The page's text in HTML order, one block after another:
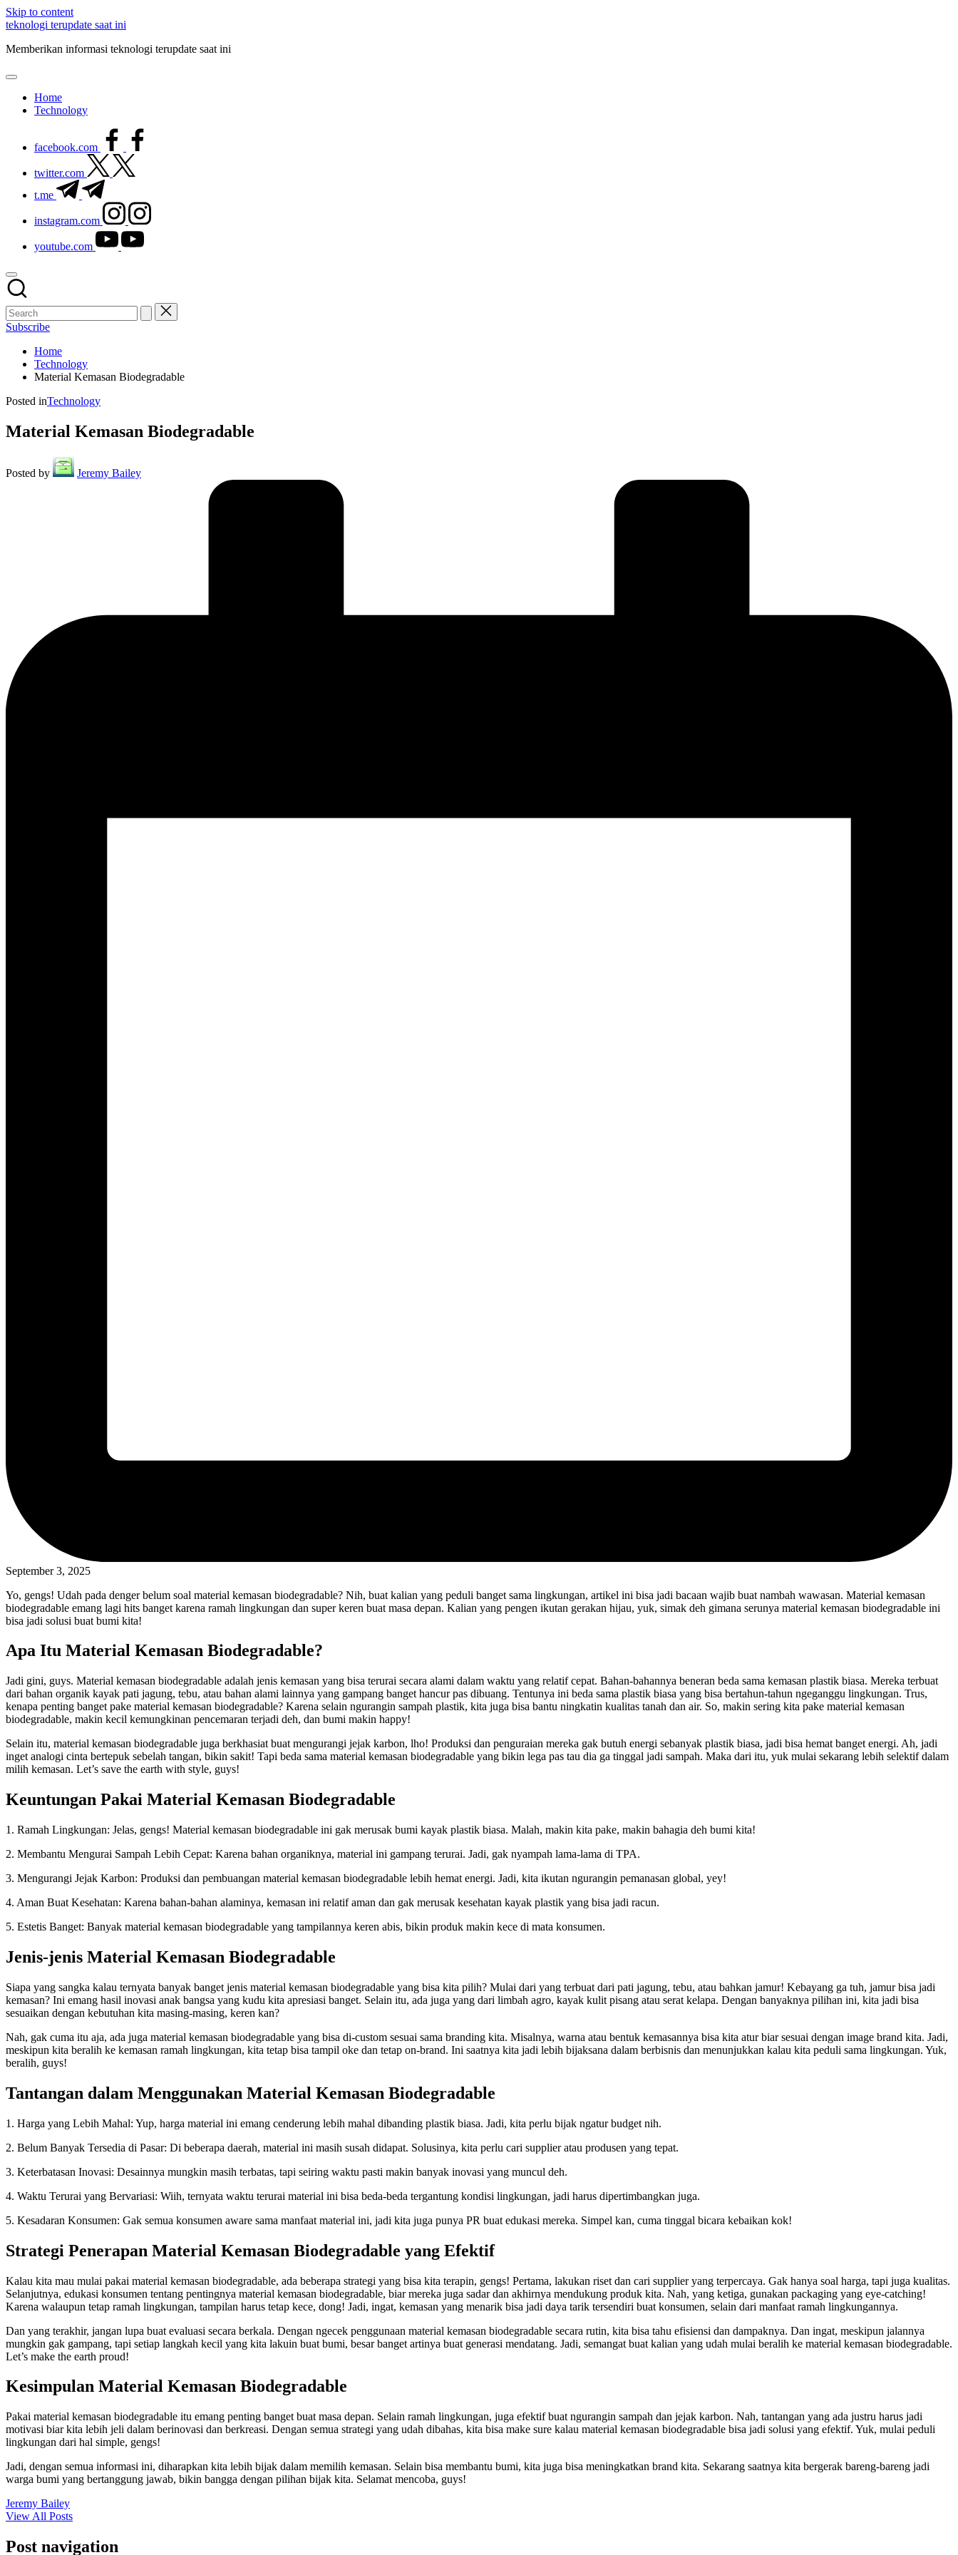
Skip to content
teknologi terupdate saat ini
Memberikan informasi teknologi terupdate saat ini
Home
Technology
facebook.com
twitter.com
t.me
instagram.com
youtube.com
Subscribe
Home
Technology
Material Kemasan Biodegradable
Posted inTechnology
Material Kemasan Biodegradable
Posted by Jeremy Bailey
September 3, 2025
Yo, gengs! Udah pada denger belum soal material kemasan biodegradable? Nih, buat kalian yang peduli banget sama lingkungan, artikel ini bisa jadi bacaan wajib buat nambah wawasan. Material kemasan
biodegradable emang lagi hits banget karena ramah lingkungan dan super keren buat masa depan. Kalian yang pengen ikutan gerakan hijau, yuk, simak deh gimana serunya material kemasan biodegradable ini
bisa jadi solusi buat bumi kita!
Apa Itu Material Kemasan Biodegradable?
Jadi gini, guys. Material kemasan biodegradable adalah jenis kemasan yang bisa terurai secara alami dalam waktu yang relatif cepat. Bahan-bahannya beneran beda sama kemasan plastik biasa. Mereka terbuat
dari bahan organik kayak pati jagung, tebu, atau bahan alami lainnya yang gampang banget hancur pas dibuang. Tentunya ini beda sama plastik biasa yang bisa bertahun-tahun ngeganggu lingkungan. Trus,
kenapa penting banget pake material kemasan biodegradable? Karena selain ngurangin sampah plastik, kita juga bisa bantu ningkatin kualitas tanah dan air. So, makin sering kita pake material kemasan
biodegradable, makin kecil kemungkinan pencemaran terjadi deh, dan bumi makin happy!
Selain itu, material kemasan biodegradable juga berkhasiat buat mengurangi jejak karbon, lho! Produksi dan penguraian mereka gak butuh energi sebanyak plastik biasa, jadi bisa hemat banget energi. Ah, jadi
inget analogi cinta bertepuk sebelah tangan, bikin sakit! Tapi beda sama material kemasan biodegradable yang bikin lega pas tau dia ga tinggal jadi sampah. Maka dari itu, yuk mulai sekarang lebih selektif dalam
milih kemasan. Let’s save the earth with style, guys!
Keuntungan Pakai Material Kemasan Biodegradable
1. Ramah Lingkungan: Jelas, gengs! Material kemasan biodegradable ini gak merusak bumi kayak plastik biasa. Malah, makin kita pake, makin bahagia deh bumi kita!
2. Membantu Mengurai Sampah Lebih Cepat: Karena bahan organiknya, material ini gampang terurai. Jadi, gak nyampah lama-lama di TPA.
3. Mengurangi Jejak Karbon: Produksi dan pembuangan material kemasan biodegradable lebih hemat energi. Jadi, kita ikutan ngurangin pemanasan global, yey!
4. Aman Buat Kesehatan: Karena bahan-bahan alaminya, kemasan ini relatif aman dan gak merusak kesehatan kayak plastik yang bisa jadi racun.
5. Estetis Banget: Banyak material kemasan biodegradable yang tampilannya keren abis, bikin produk makin kece di mata konsumen.
Jenis-jenis Material Kemasan Biodegradable
Siapa yang sangka kalau ternyata banyak banget jenis material kemasan biodegradable yang bisa kita pilih? Mulai dari yang terbuat dari pati jagung, tebu, atau bahkan jamur! Kebayang ga tuh, jamur bisa jadi
kemasan? Ini emang hasil inovasi anak bangsa yang kudu kita apresiasi banget. Selain itu, ada juga yang dari limbah agro, kayak kulit pisang atau serat kelapa. Dengan banyaknya pilihan ini, kita jadi bisa
sesuaikan dengan kebutuhan kita masing-masing, keren kan?
Nah, gak cuma itu aja, ada juga material kemasan biodegradable yang bisa di-custom sesuai sama branding kita. Misalnya, warna atau bentuk kemasannya bisa kita atur biar sesuai dengan image brand kita. Jadi,
meskipun kita beralih ke kemasan ramah lingkungan, kita tetap bisa tampil oke dan tetap on-brand. Ini saatnya kita jadi lebih bijaksana dalam berbisnis dan menunjukkan kalau kita peduli sama lingkungan. Yuk,
beralih, guys!
Tantangan dalam Menggunakan Material Kemasan Biodegradable
1. Harga yang Lebih Mahal: Yup, harga material ini emang cenderung lebih mahal dibanding plastik biasa. Jadi, kita perlu bijak ngatur budget nih.
2. Belum Banyak Tersedia di Pasar: Di beberapa daerah, material ini masih susah didapat. Solusinya, kita perlu cari supplier atau produsen yang tepat.
3. Keterbatasan Inovasi: Desainnya mungkin masih terbatas, tapi seiring waktu pasti makin banyak inovasi yang muncul deh.
4. Waktu Terurai yang Bervariasi: Wiih, ternyata waktu terurai material ini bisa beda-beda tergantung kondisi lingkungan, jadi harus dipertimbangkan juga.
5. Kesadaran Konsumen: Gak semua konsumen aware sama manfaat material ini, jadi kita juga punya PR buat edukasi mereka. Simpel kan, cuma tinggal bicara kebaikan kok!
Strategi Penerapan Material Kemasan Biodegradable yang Efektif
Kalau kita mau mulai pakai material kemasan biodegradable, ada beberapa strategi yang bisa kita terapin, gengs! Pertama, lakukan riset dan cari supplier yang terpercaya. Gak hanya soal harga, tapi juga kualitas.
Selanjutnya, edukasi konsumen tentang pentingnya material kemasan biodegradable, biar mereka juga sadar dan akhirnya mendukung produk kita. Nah, yang ketiga, gunakan packaging yang eye-catching!
Karena walaupun tetap ramah lingkungan, tampilan harus tetap kece, dong! Jadi, ingat, kemasan yang menarik bisa jadi daya tarik tersendiri buat konsumen, selain dari manfaat ramah lingkungannya.
Dan yang terakhir, jangan lupa buat evaluasi secara berkala. Dengan ngecek penggunaan material kemasan biodegradable secara rutin, kita bisa tahu efisiensi dan dampaknya. Dan ingat, meskipun jalannya
mungkin gak gampang, tapi setiap langkah kecil yang kita lakuin buat bumi, besar banget artinya buat generasi mendatang. Jadi, semangat buat kalian yang udah mulai beralih ke material kemasan biodegradable.
Let’s make the earth proud!
Kesimpulan Material Kemasan Biodegradable
Pakai material kemasan biodegradable itu emang penting banget buat masa depan. Selain ramah lingkungan, juga efektif buat ngurangin sampah dan jejak karbon. Nah, tantangan yang ada justru harus jadi
motivasi biar kita lebih jeli dalam berinovasi dan berkreasi. Dengan semua strategi yang udah dibahas, kita bisa make sure kalau material kemasan biodegradable bisa jadi solusi yang efektif. Yuk, mulai peduli
lingkungan dari hal simple, gengs!
Jadi, dengan semua informasi ini, diharapkan kita lebih bijak dalam memilih kemasan. Selain bisa membantu bumi, kita juga bisa meningkatkan brand kita. Sekarang saatnya kita bergerak bareng-bareng jadi
warga bumi yang bertanggung jawab, bikin bangga dengan pilihan bijak kita. Selamat mencoba, guys!
Jeremy Bailey
View All Posts
Post navigation